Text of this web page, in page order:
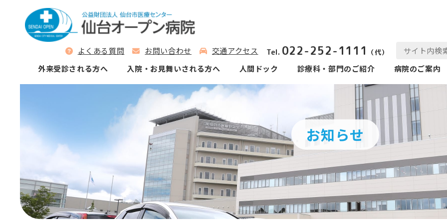
よくある質問 お問い合わせ 交通アクセス Tel. 022-252-1111 （代）
外来受診される⽅へ ⼊院‧お⾒舞いされる⽅へ 人間ドック 診療科‧部⾨のご紹介 病院のご案内
お知らせ